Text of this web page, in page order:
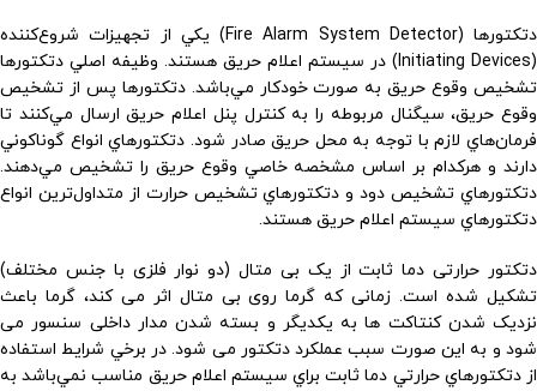
دتكتورها (Fire Alarm System Detector) يكي از تجهيزات شروع‌كننده
(Initiating Devices) در سيستم اعلام حريق هستند. وظيفه اصلي دتكتورها
تشخيص وقوع حريق به صورت خودكار مي‌باشد. دتكتورها پس از تشخيص
وقوع حريق، سيگنال مربوطه را به كنترل پنل اعلام حريق ارسال مي‌كنند تا
فرمان‌هاي لازم با توجه به محل حريق صادر شود. دتكتورهاي انواع گوناكوني
دارند و هركدام بر اساس مشخصه خاصي وقوع حريق را تشخيص مي‌دهند.
دتكتورهاي تشخيص دود و دتكتورهاي تشخيص حرارت از متداول‌ترين انواع
دتكتورهاي سيستم اعلام حريق هستند.
دتکتور حرارتی دما ثابت از یک بی متال (دو نوار فلزی با جنس مختلف)
تشکیل شده است. زمانی که گرما روی بی متال اثر می کند، گرما باعث
نزدیک شدن کنتاکت ها به یکدیگر و بسته شدن مدار داخلی سنسور می
شود و به این صورت سبب عملکرد دتکتور می شود. در برخي شرايط استفاده
از دتكتورهاي حرارتي دما ثابت براي سيستم اعلام حريق مناسب نمي‌باشد به